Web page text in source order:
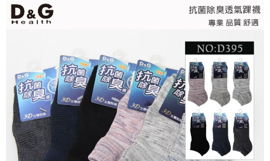
每筆NT$65，滿NT$399(含以上)免運費
每筆NT$100，滿NT$399(含以上)免運費